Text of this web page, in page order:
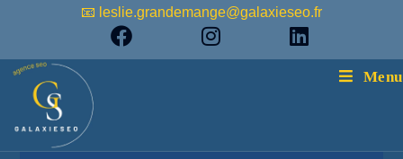
📧 leslie.grandemange@galaxieseo.fr
Menu